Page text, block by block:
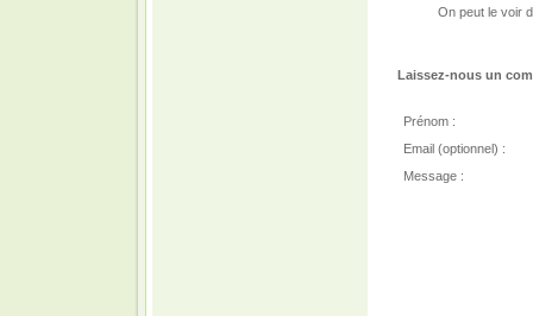
On peut le voir
Laissez-nous un
Prénom :
Email (optionnel) :
Message :